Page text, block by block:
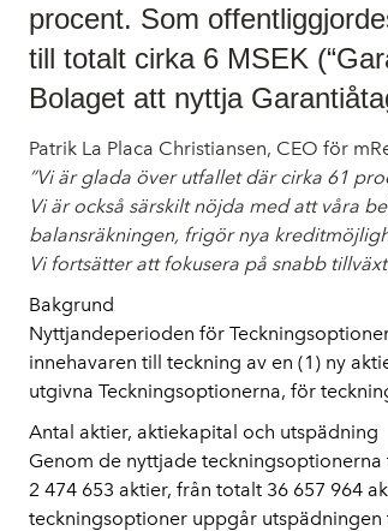
procent. Som
till totalt cirka 6 MSEK
Bolaget att nyttja
Patrik La Placa Christiansen, CEO för
”Vi är glada över utfallet där cirka 61
Vi är också särskilt nöjda med att våra
balansräkningen, frigör nya
Vi fortsätter att fokusera på snabb
Bakgrund
Nyttjandeperioden för
innehavaren till teckning av en (1) ny
utgivna Teckningsoptionerna, för
Antal aktier, aktiekapital och utspädning
Genom de nyttjade
2 474 653 aktier, från totalt 36 657 964
teckningsoptioner uppgår